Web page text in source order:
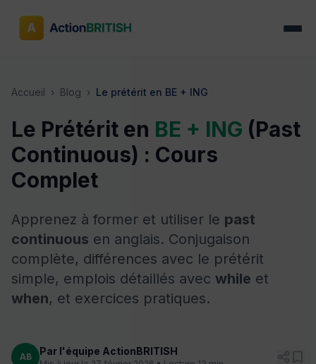
Accueil › Blog › Le prétérit en BE + ING
Le Prétérit en BE + ING (Past
Continuous) : Cours
Complet
Apprenez à former et utiliser le past
continuous en anglais. Conjugaison
complète, différences avec le prétérit
simple, emplois détaillés avec while et
when, et exercices pratiques.
AB Par l'équipe ActionBRITISH